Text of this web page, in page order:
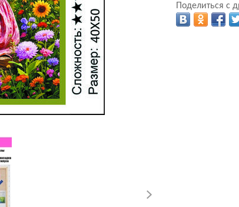
Поделиться с